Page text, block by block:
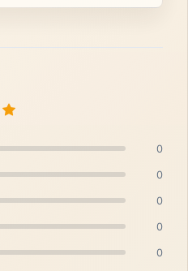
0
0
0
0
0